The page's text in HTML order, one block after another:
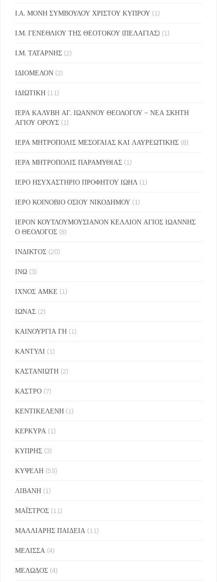
Ι.Α. ΜΟΝΗ ΣΥΜΒΟΥΛΟΥ ΧΡΙΣΤΟΥ ΚΥΠΡΟΥ (1)
Ι.Μ. ΓΕΝΕΘΛΙΟΥ ΤΗΣ ΘΕΟΤΟΚΟΥ (ΠΕΛΑΓΙΑΣ) (1)
Ι.Μ. ΤΑΤΑΡΝΗΣ (2)
ΙΔΙΟΜΕΛΟΝ (2)
ΙΔΙΩΤΙΚΗ (11)
ΙΕΡΑ ΚΑΛΥΒΗ ΑΓ. ΙΩΑΝΝΟΥ ΘΕΟΛΟΓΟΥ – ΝΕΑ ΣΚΗΤΗ
ΑΓΙΟΥ ΟΡΟΥΣ (1)
ΙΕΡΑ ΜΗΤΡΟΠΟΛΙΣ ΜΕΣΟΓΑΙΑΣ ΚΑΙ ΛΑΥΡΕΩΤΙΚΗΣ (8)
ΙΕΡΑ ΜΗΤΡΟΠΟΛΙΣ ΠΑΡΑΜΥΘΙΑΣ (1)
ΙΕΡΟ ΗΣΥΧΑΣΤΗΡΙΟ ΠΡΟΦΗΤΟΥ ΙΩΗΛ (1)
ΙΕΡΟ ΚΟΙΝΟΒΙΟ ΟΣΙΟΥ ΝΙΚΟΔΗΜΟΥ (1)
ΙΕΡΟΝ ΚΟΥΤΛΟΥΜΟΥΣΙΑΝΟΝ ΚΕΛΛΙΟΝ ΑΓΙΟΣ ΙΩΑΝΝΗΣ
Ο ΘΕΟΛΟΓΟΣ (8)
ΙΝΔΙΚΤΟΣ (20)
ΙΝΩ (3)
ΙΧΝΟΣ ΑΜΚΕ (1)
ΙΩΝΑΣ (2)
ΚΑΙΝΟΥΡΓΙΑ ΓΗ (1)
ΚΑΝΤΥΛΙ (1)
ΚΑΣΤΑΝΙΩΤΗ (2)
ΚΑΣΤΡΟ (7)
ΚΕΝΤΙΚΕΛΕΝΗ (1)
ΚΕΡΚΥΡΑ (1)
ΚΥΠΡΗΣ (3)
ΚΥΨΕΛΗ (59)
ΛΙΒΑΝΗ (1)
ΜΑΪΣΤΡΟΣ (11)
ΜΑΛΛΙΑΡΗΣ ΠΑΙΔΕΙΑ (11)
ΜΕΛΙΣΣΑ (4)
ΜΕΛΩΔΟΣ (4)